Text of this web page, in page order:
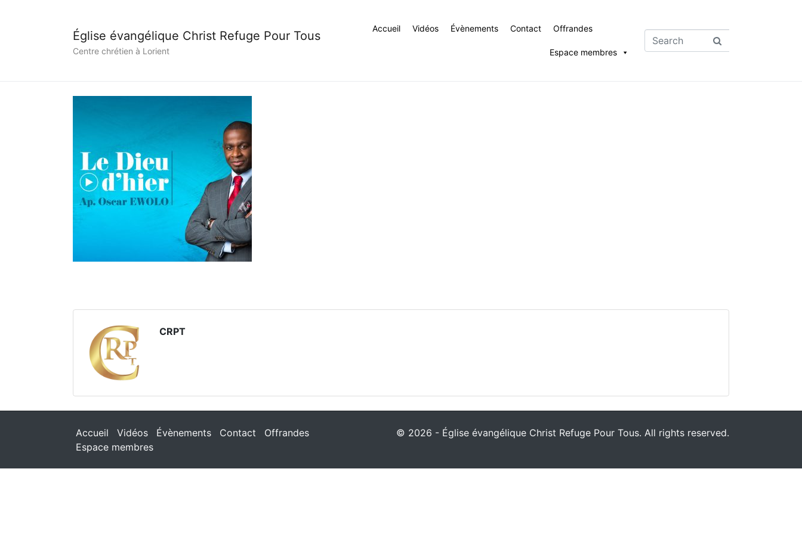
Église évangélique Christ Refuge Pour Tous
Centre chrétien à Lorient
Accueil Vidéos Évènements Contact Offrandes
Espace membres
CRPT
Accueil Vidéos Évènements Contact
Offrandes
Espace membres
© 2026 - Église évangélique Christ Refuge Pour Tous. All rights reserved.